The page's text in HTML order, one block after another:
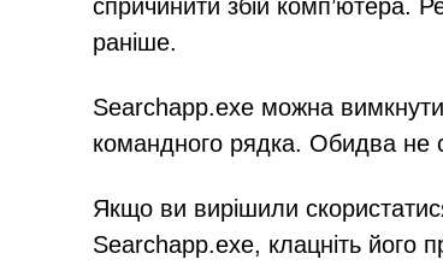
спричинити збій комп’ютера.
раніше.
Searchapp.exe можна
командного рядка. Обидва не
Якщо ви вирішили
Searchapp.exe, клацніть його